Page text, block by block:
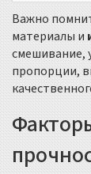
Важно
материалы и
смешивание,
пропорции,